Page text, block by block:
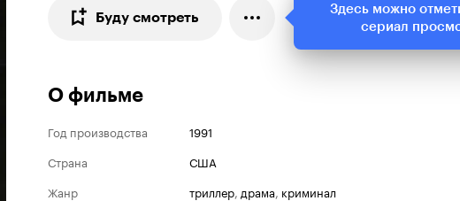
Буду смотреть
О фильме
Год производства
1991
Страна
США
Жанр
триллер, драма, криминал
Здесь можно
сериал